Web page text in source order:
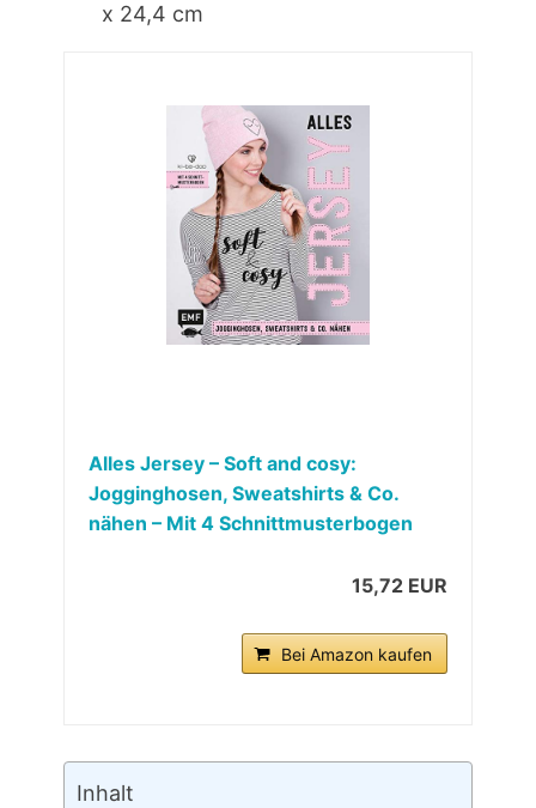
x 24,4 cm
Alles Jersey – Soft and cosy:
Jogginghosen, Sweatshirts & Co.
nähen – Mit 4 Schnittmusterbogen
15,72 EUR
Bei Amazon kaufen
Inhalt